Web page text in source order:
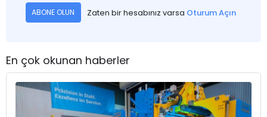
ABONE OLUN Zaten bir hesabınız varsa Oturum Açın
En çok okunan haberler